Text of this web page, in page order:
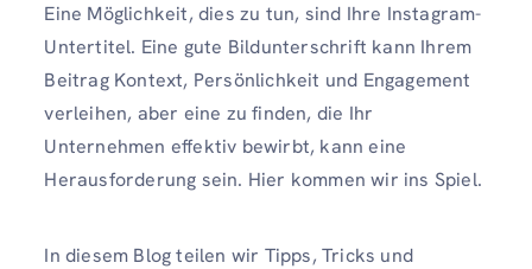
Eine Möglichkeit, dies zu tun, sind Ihre Instagram-
Untertitel. Eine gute Bildunterschrift kann Ihrem
Beitrag Kontext, Persönlichkeit und Engagement
verleihen, aber eine zu finden, die Ihr
Unternehmen effektiv bewirbt, kann eine
Herausforderung sein. Hier kommen wir ins Spiel.
In diesem Blog teilen wir Tipps, Tricks und